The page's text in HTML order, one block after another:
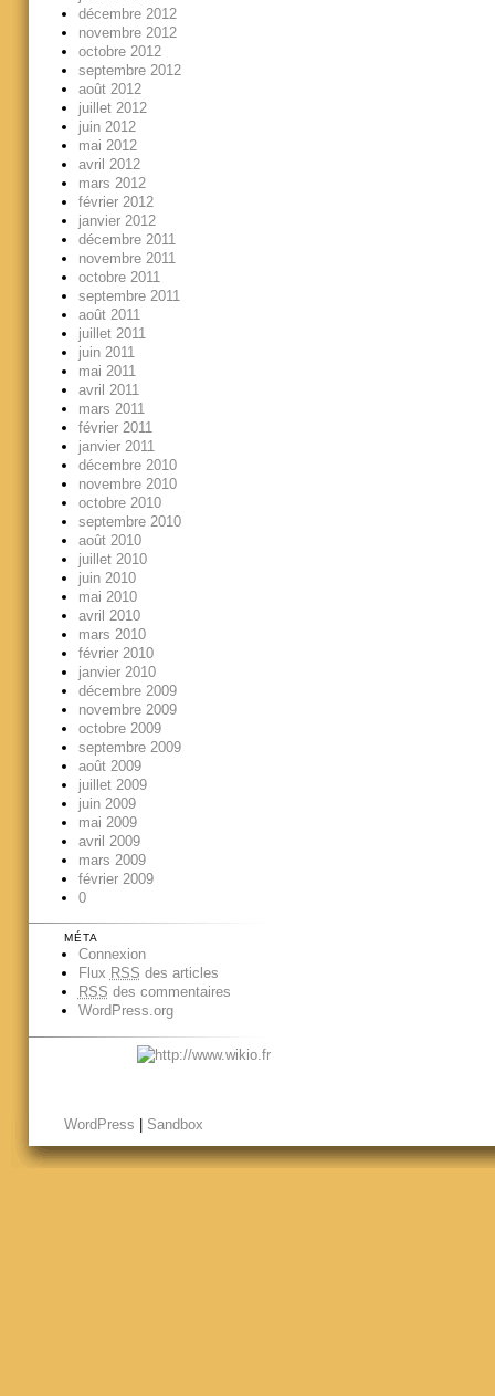
décembre 2012
novembre 2012
octobre 2012
septembre 2012
août 2012
juillet 2012
juin 2012
mai 2012
avril 2012
mars 2012
février 2012
janvier 2012
décembre 2011
novembre 2011
octobre 2011
septembre 2011
août 2011
juillet 2011
juin 2011
mai 2011
avril 2011
mars 2011
février 2011
janvier 2011
décembre 2010
novembre 2010
octobre 2010
septembre 2010
août 2010
juillet 2010
juin 2010
mai 2010
avril 2010
mars 2010
février 2010
janvier 2010
décembre 2009
novembre 2009
octobre 2009
septembre 2009
août 2009
juillet 2009
juin 2009
mai 2009
avril 2009
mars 2009
février 2009
0
MÉTA
Connexion
Flux RSS des articles
RSS des commentaires
WordPress.org
WordPress Sandbox